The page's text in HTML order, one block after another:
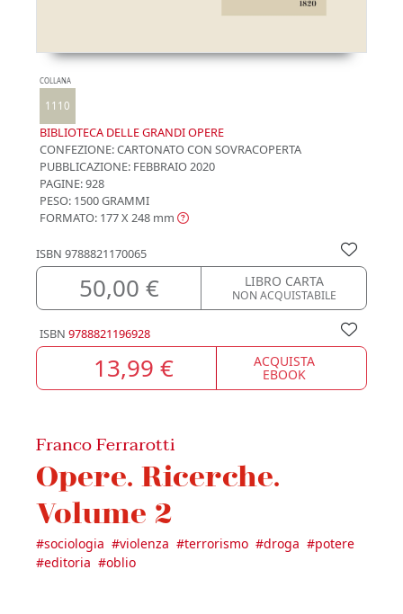
COLLANA
1110
BIBLIOTECA DELLE GRANDI OPERE
CONFEZIONE:CARTONATO CON SOVRACOPERTA
PUBBLICAZIONE: FEBBRAIO 2020
PAGINE: 928
PESO: 1500 GRAMMI
FORMATO: 177 X 248 mm
ISBN 9788821170065
50,00 € LIBRO CARTA
NON ACQUISTABILE
ISBN 9788821196928
13,99 € ACQUISTA
EBOOK
Franco Ferrarotti
Opere. Ricerche.
Volume 2
#sociologia #violenza #terrorismo #droga #potere
#editoria #oblio